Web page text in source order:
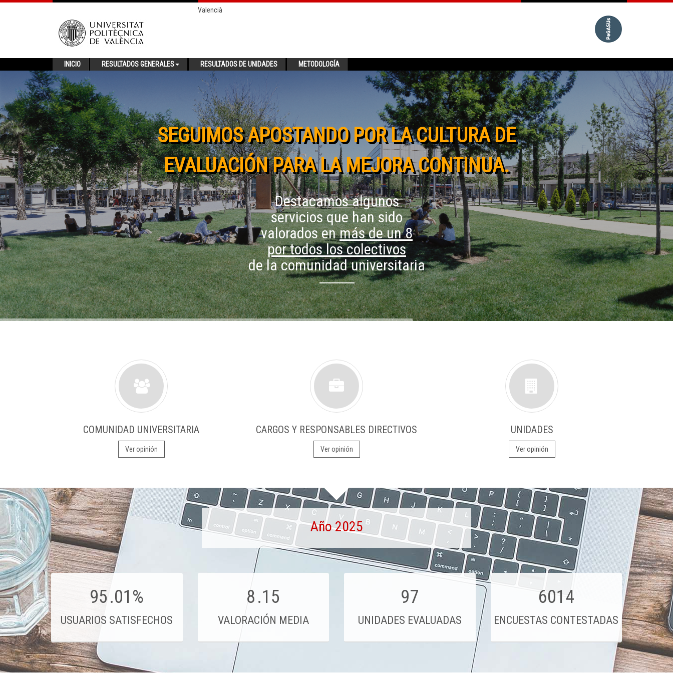
Valencià
INICIO RESULTADOS GENERALES RESULTADOS DE UNIDADES METODOLOGÍA
SEGUIMOS APOSTANDO POR LA CULTURA DE
EVALUACIÓN PARA LA MEJORA CONTINUA.
Destacamos algunos
servicios que han sido
valorados enmás de un 8
por todos los colectivos
de la comunidad universitaria
COMUNIDAD UNIVERSITARIA
Ver opinión
CARGOS Y RESPONSABLES DIRECTIVOS
Ver opinión
UNIDADES
Ver opinión
Año 2025
95.01%
USUARIOS SATISFECHOS
8.15
VALORACIÓN MEDIA
97
UNIDADES EVALUADAS
6014
ENCUESTAS CONTESTADAS